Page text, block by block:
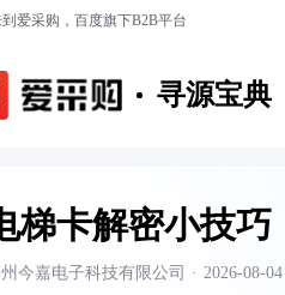
爱采购，百度旗下B2B平台
寻源宝典
梯卡解密小技巧
今嘉电子科技有限公司 · 2026-08-